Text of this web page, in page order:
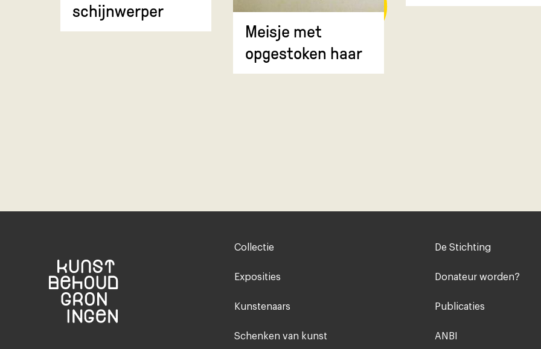
schijnwerper
Meisje met
opgestoken haar
Footer-
Collectie
Exposities
Kunstenaars
Schenken van kunst
Voet
De Stichting
Donateur worden?
Publicaties
ANBI